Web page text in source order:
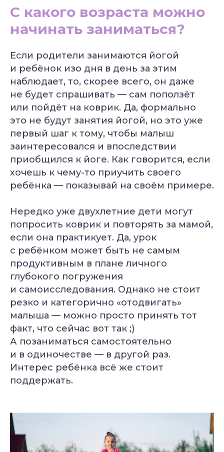
С какого возраста можно
начинать заниматься?
Если родители занимаются йогой
и ребёнок изо дня в день за этим
наблюдает, то, скорее всего, он даже
не будет спрашивать — сам поползёт
или пойдёт на коврик. Да, формально
это не будут занятия йогой, но это уже
первый шаг к тому, чтобы малыш
заинтересовался и впоследствии
приобщился к йоге. Как говорится, если
хочешь к чему-то приучить своего
ребёнка — показывай на своём примере.
Нередко уже двухлетние дети могут
попросить коврик и повторять за мамой,
если она практикует. Да, урок
с ребёнком может быть не самым
продуктивным в плане личного
глубокого погружения
и самоисследования. Однако не стоит
резко и категорично «отодвигать»
малыша — можно просто принять тот
факт, что сейчас вот так ;)
А позаниматься самостоятельно
и в одиночестве — в другой раз.
Интерес ребёнка всё же стоит
поддержать.